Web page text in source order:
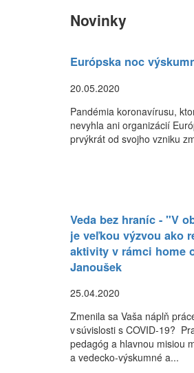
Novinky
Európska noc
20.05.2020
Pandémia koronavírusu,
nevyhla ani organizácií
prvýkrát od svojho vzniku
Veda bez hraníc - "V
je veľkou výzvou ako
aktivity v rámci home
Janoušek
25.04.2020
Zmenila sa Vaša náplň
v súvislosti s COVID-19?
pedagóg a hlavnou misiou
a vedecko-výskumné a...